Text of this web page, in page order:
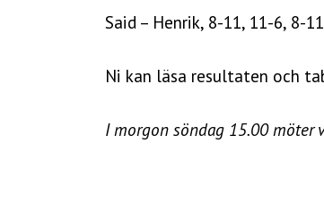
Said – Henrik, 8-11, 11-6, 8-
Ni kan läsa resultaten och
I morgon söndag 15.00 möter